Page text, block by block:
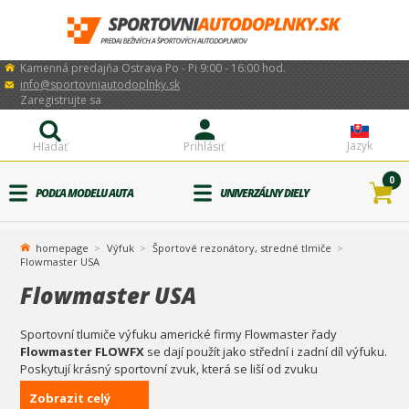
Kamenná predajňa Ostrava Po - Pi 9:00 - 16:00 hod.
info@sportovniautodoplnky.sk
Jazyk
Prihlásiť
Zaregistrujte sa
Hľadať
PODĽA MODELU AUTA UNIVERZÁLNY DIELY
0
homepage Výfuk
Športové rezonátory, stredné tlmiče
Flowmaster USA
Flowmaster USA
Sportovní tlumiče výfuku americké firmy Flowmaster řady
Flowmaster FLOWFX se dají použít jako střední i zadní díl výfuku.
Poskytují krásný sportovní zvuk, která se liší od zvuku
„komorového“ tlumiče výfuku. Vnitřní část je vybavena velkým 3,00
palcovým „přímým“ perforovaným děrovaným jádrem z nerezové
Zobrazit celý